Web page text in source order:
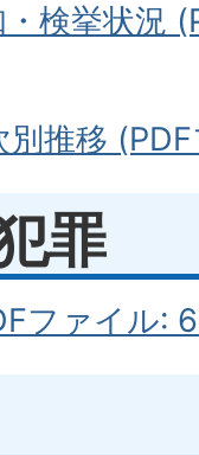
検挙状況
別推移
罪
ファイル: